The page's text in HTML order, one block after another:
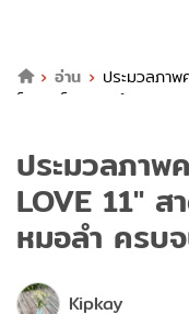
อ่าน
ประมวลภา
ร็อก-แร็ป-หมอลำ ครบจบใ
ประมวลภาพ
LOVE 11"
หมอลำ ครบ
Kipkay